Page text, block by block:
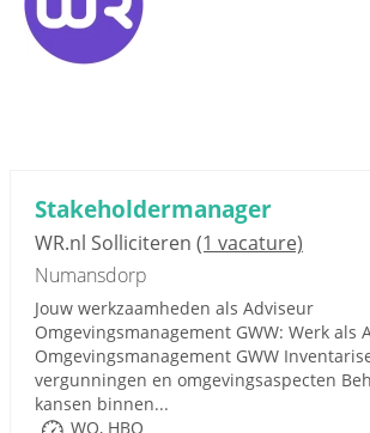
Stakeholdermanager
WR.nl Solliciteren (1 vacature)
Numansdorp
Jouw werkzaamheden als Adviseur
Omgevingsmanagement GWW: Werk als
Omgevingsmanagement GWW
vergunningen en omgevingsaspecten
kansen binnen...
WO, HBO